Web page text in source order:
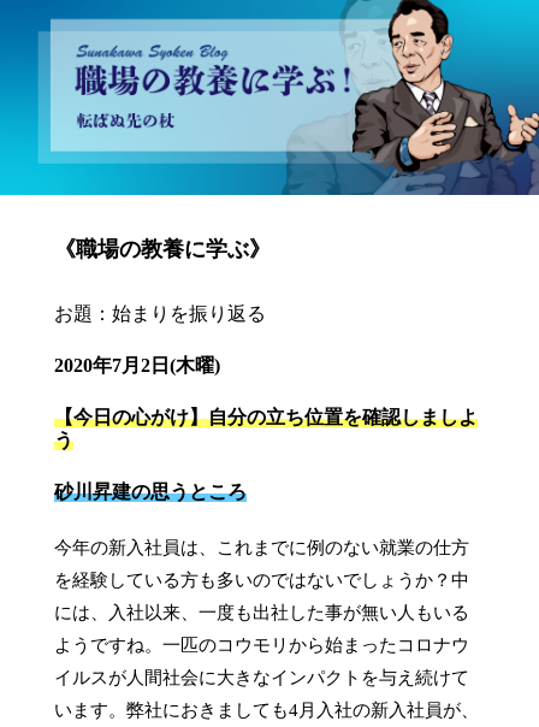
砂川昇建会長ブログ 職場の教養に学ぶ！～転ばぬ先の杖～
《職場の教養に学ぶ》
お題：始まりを振り返る
2020年7月2日(木曜)
【今日の心がけ】自分の立ち位置を確認しましよ
う
砂川昇建の思うところ
今年の新入社員は、これまでに例のない就業の仕方
を経験している方も多いのではないでしょうか？中
には、入社以来、一度も出社した事が無い人もいる
ようですね。一匹のコウモリから始まったコロナウ
イルスが人間社会に大きなインパクトを与え続けて
います。弊社におきましても4月入社の新入社員が、